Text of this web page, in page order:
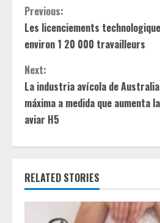
C
o
n
t
i
n
u
e
Previous:
Les licenciements
environ 1 20 000 travailleurs
Next:
La industria avícola de
máxima a medida que aumenta
aviar H5
RELATED STORIES